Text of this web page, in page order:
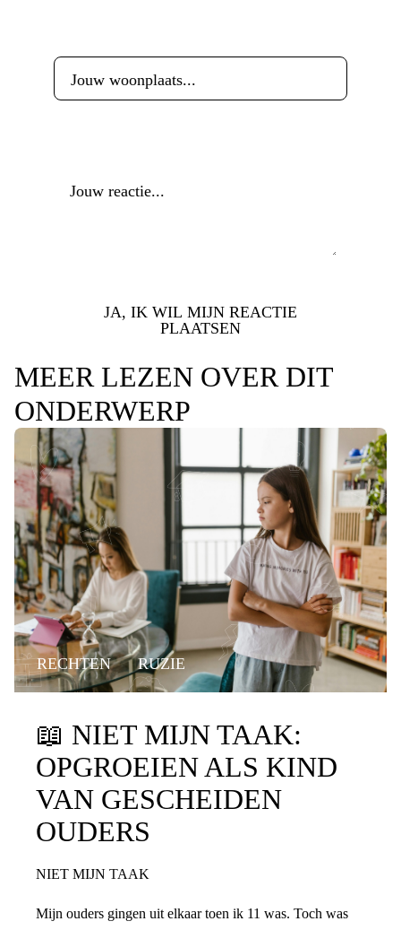
JA, IK WIL MIJN REACTIE
PLAATSEN
MEER LEZEN OVER DIT
ONDERWERP
RECHTEN RUZIE
📖 NIET MIJN TAAK:
OPGROEIEN ALS KIND
VAN GESCHEIDEN
OUDERS
NIET MIJN TAAK
Mijn ouders gingen uit elkaar toen ik 11 was. Toch was